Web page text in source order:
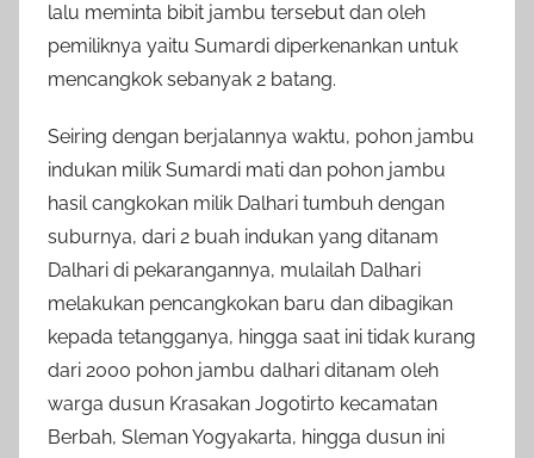
lalu meminta bibit jambu tersebut dan oleh
pemiliknya yaitu Sumardi diperkenankan untuk
mencangkok sebanyak 2 batang.
Seiring dengan berjalannya waktu, pohon jambu
indukan milik Sumardi mati dan pohon jambu
hasil cangkokan milik Dalhari tumbuh dengan
suburnya, dari 2 buah indukan yang ditanam
Dalhari di pekarangannya, mulailah Dalhari
melakukan pencangkokan baru dan dibagikan
kepada tetangganya, hingga saat ini tidak kurang
dari 2000 pohon jambu dalhari ditanam oleh
warga dusun Krasakan Jogotirto kecamatan
Berbah, Sleman Yogyakarta, hingga dusun ini